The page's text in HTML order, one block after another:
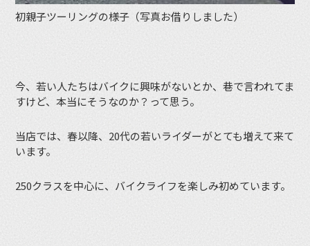
初親子ツーリングの様子（写真お借りしました）
今、若い人たちはバイクに興味がないとか、巷で言われてま
すけど、本当にそうなのか？って思う。
当店では、春以降、20代の若いライダーがとても増えて来て
います。
250クラスを中心に、バイクライフを楽しみ初めています。